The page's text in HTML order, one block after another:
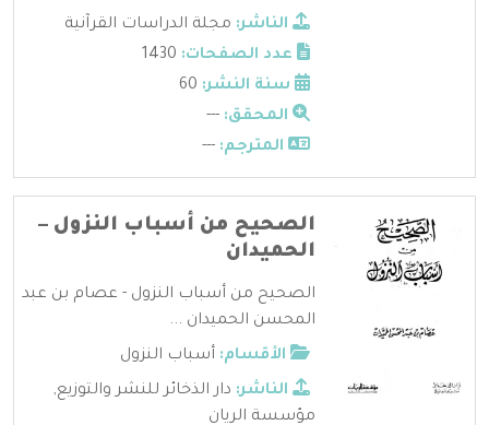
الناشر: مجلة الدراسات القرآنية
عدد الصفحات:
سنة النشر:
المحقق: ---
المترجم: ---
الصحيح من أسباب النزول –
الحميدان
الصحيح من أسباب النزول - عصام بن عبد
المحسن الحميدان ...
الأقسام: أسباب النزول
الناشر: دار الذخائر للنشر والتوزيع,
مؤسسة الريان